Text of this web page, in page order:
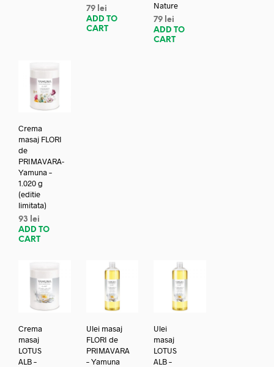
79 lei
ADD TO
CART
Nature
79 lei
ADD TO
CART
Crema
masaj FLORI
de
PRIMAVARA-
Yamuna –
1.020 g
(editie
limitata)
93
lei
ADD TO
CART
Crema
masaj
LOTUS
ALB –
Ulei masaj
FLORI de
PRIMAVARA
– Yamuna
Ulei
masaj
LOTUS
ALB –